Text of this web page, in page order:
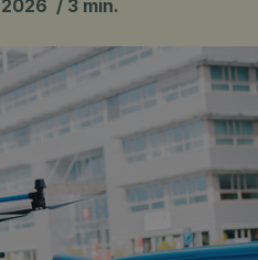
2026 3 min.